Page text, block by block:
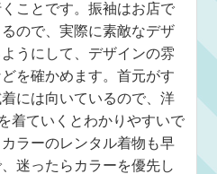
ことです。振袖はお店で
ので、実際に素敵なデザ
うにして、デザインの雰
を確かめます。首元がす
には向いているので、洋
着ていくとわかりやすいで
ラーのレンタル着物も早
迷ったらカラーを優先し